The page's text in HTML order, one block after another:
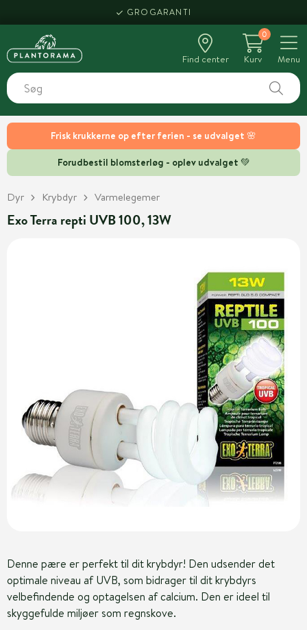
Frisk krukkerne op efter ferien - se udvalget 🌸
Forudbestil blomsterløg - oplev udvalget 💚
GROGARANTI
Find center
0
Kurv
Menu
Dyr Krybdyr Varmelegemer
Exo Terra repti UVB 100, 13W
Denne pære er perfekt til dit krybdyr! Den udsender det
optimale niveau af UVB, som bidrager til dit krybdyrs
velbefindende og optagelsen af calcium. Den er ideel til
skyggefulde miljøer som regnskove.